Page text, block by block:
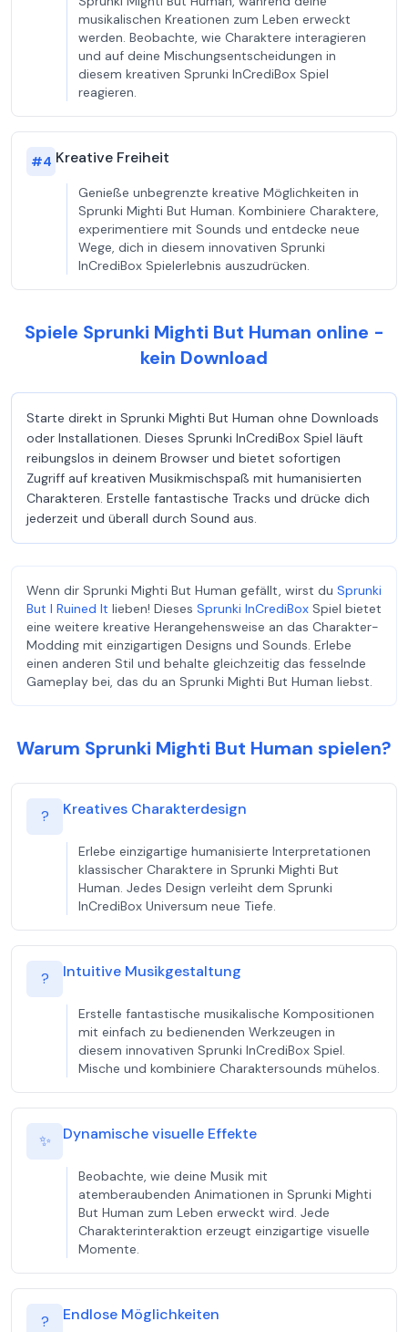
musikalischen Kreationen zum Leben erweckt
werden. Beobachte, wie Charaktere interagieren
und auf deine Mischungsentscheidungen in
diesem kreativen Sprunki InCrediBox Spiel
reagieren.
#4 Kreative Freiheit
Genieße unbegrenzte kreative Möglichkeiten in
Sprunki Mighti But Human. Kombiniere Charaktere,
experimentiere mit Sounds und entdecke neue
Wege, dich in diesem innovativen Sprunki
InCrediBox Spielerlebnis auszudrücken.
Spiele Sprunki Mighti But Human online -
kein Download
Starte direkt in Sprunki Mighti But Human ohne Downloads
oder Installationen. Dieses Sprunki InCrediBox Spiel läuft
reibungslos in deinem Browser und bietet sofortigen
Zugriff auf kreativen Musikmischspaß mit humanisierten
Charakteren. Erstelle fantastische Tracks und drücke dich
jederzeit und überall durch Sound aus.
Wenn dir Sprunki Mighti But Human gefällt, wirst du Sprunki
But I Ruined It lieben! Dieses Sprunki InCrediBox Spiel bietet
eine weitere kreative Herangehensweise an das Charakter-
Modding mit einzigartigen Designs und Sounds. Erlebe
einen anderen Stil und behalte gleichzeitig das fesselnde
Gameplay bei, das du an Sprunki Mighti But Human liebst.
Warum Sprunki Mighti But Human spielen?
? Kreatives Charakterdesign
Erlebe einzigartige humanisierte Interpretationen
klassischer Charaktere in Sprunki Mighti But
Human. Jedes Design verleiht dem Sprunki
InCrediBox Universum neue Tiefe.
? Intuitive Musikgestaltung
Erstelle fantastische musikalische Kompositionen
mit einfach zu bedienenden Werkzeugen in
diesem innovativen Sprunki InCrediBox Spiel.
Mische und kombiniere Charaktersounds mühelos.
✨ Dynamische visuelle Effekte
Beobachte, wie deine Musik mit
atemberaubenden Animationen in Sprunki Mighti
But Human zum Leben erweckt wird. Jede
Charakterinteraktion erzeugt einzigartige visuelle
Momente.
? Endlose Möglichkeiten